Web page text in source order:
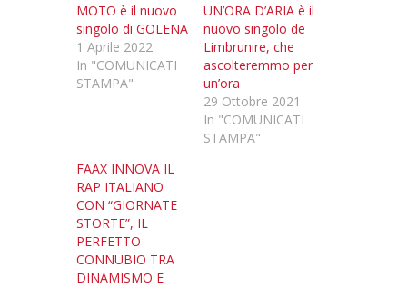
MOTO è il nuovo
singolo di GOLENA
1 Aprile 2022
In "COMUNICATI
STAMPA"
UN’ORA D’ARIA è il
nuovo singolo de
Limbrunire, che
ascolteremmo per
un’ora
29 Ottobre 2021
In "COMUNICATI
STAMPA"
FAAX INNOVA IL
RAP ITALIANO
CON “GIORNATE
STORTE”, IL
PERFETTO
CONNUBIO TRA
DINAMISMO E